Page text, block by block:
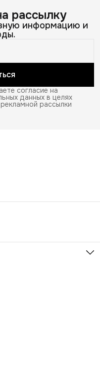
рассылку
информацию и
согласие на
данных в целях
рассылки